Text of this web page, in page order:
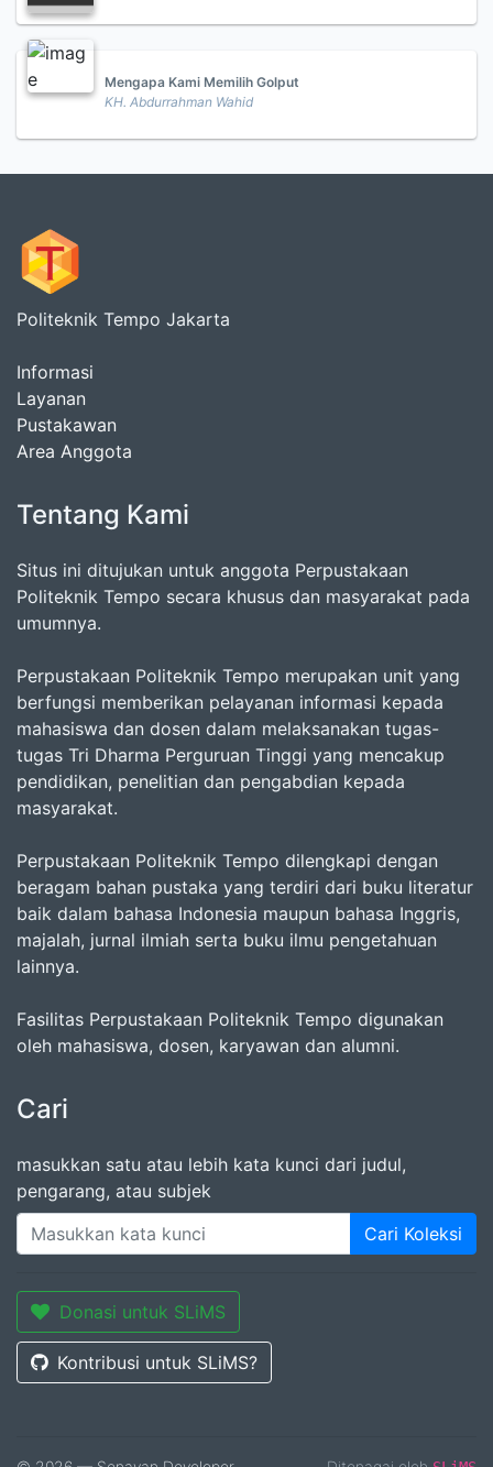
Mengapa Kami Memilih Golput
KH. Abdurrahman Wahid
Politeknik Tempo Jakarta
Informasi
Layanan
Pustakawan
Area Anggota
Tentang Kami
Situs ini ditujukan untuk anggota Perpustakaan
Politeknik Tempo secara khusus dan masyarakat pada
umumnya.
Perpustakaan Politeknik Tempo merupakan unit yang
berfungsi memberikan pelayanan informasi kepada
mahasiswa dan dosen dalam melaksanakan tugas-
tugas Tri Dharma Perguruan Tinggi yang mencakup
pendidikan, penelitian dan pengabdian kepada
masyarakat.
Perpustakaan Politeknik Tempo dilengkapi dengan
beragam bahan pustaka yang terdiri dari buku literatur
baik dalam bahasa Indonesia maupun bahasa Inggris,
majalah, jurnal ilmiah serta buku ilmu pengetahuan
lainnya.
Fasilitas Perpustakaan Politeknik Tempo digunakan
oleh mahasiswa, dosen, karyawan dan alumni.
Cari
masukkan satu atau lebih kata kunci dari judul,
pengarang, atau subjek
Cari Koleksi
Donasi untuk SLiMS
Kontribusi untuk SLiMS?